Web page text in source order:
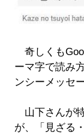
奇しくも
ーマ字で読み
ンシーメッセ
山下さんが
が、「見ざる